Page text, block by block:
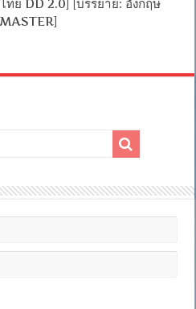
ทย DD 2.0] [บรรยาย: อังกฤษ